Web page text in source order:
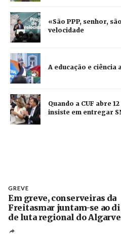
«São PPP, senhor,
velocidade
A educação e ciência
Quando a CUF abre
insiste em entregar
GREVE
Em greve, conserveiras da
Freitasmar juntam-se ao
de luta regional do Algarve